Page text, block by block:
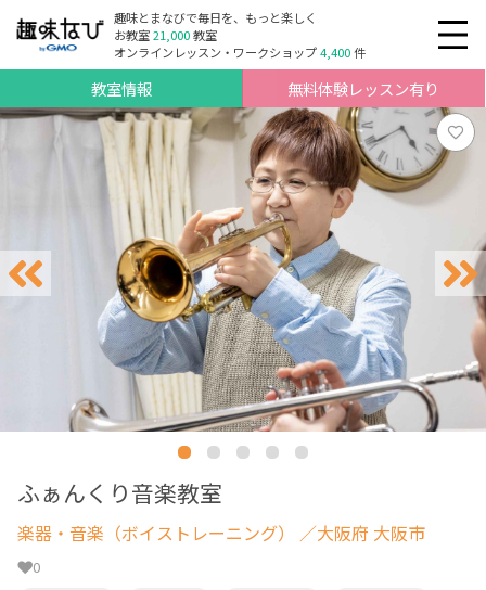
趣味とまなびで毎日を、もっと楽しく
お教室21,000教室
オンラインレッスン・ワークショップ4,400件
教室情報 無料体験レッスン有り
ふぁんくり音楽教室
楽器・音楽（ボイストレーニング） ／大阪府 大阪市
0